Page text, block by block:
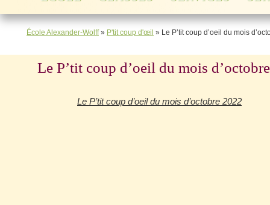
École Alexander-Wolff» P'tit coup d'œil » Le P’tit coup d’oeil du mois
Le P’tit coup d’oeil du mois
Le P’tit coup d’oeil du mois d’octobre 2022